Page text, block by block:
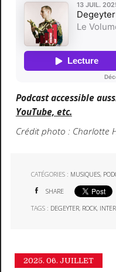
Podcast accessible
YouTube, etc.
Crédit photo : Charlotte
CATÉGORIES : MUSIQUES,
SHARE
TAGS : DEGEYTER, ROCK,
2025. 06. JUILLET